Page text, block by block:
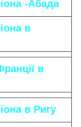
-Абада
в
в
в Ригу